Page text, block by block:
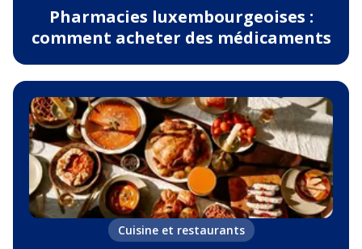
Pharmacies luxembourgeoises :
comment acheter des médicaments
Cuisine et restaurants